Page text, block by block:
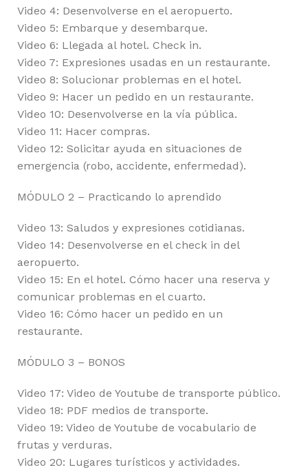
Video 4: Desenvolverse en el aeropuerto.
Video 5: Embarque y desembarque.
Video 6: Llegada al hotel. Check in.
Video 7: Expresiones usadas en un restaurante.
Video 8: Solucionar problemas en el hotel.
Video 9: Hacer un pedido en un restaurante.
Video 10: Desenvolverse en la vía pública.
Video 11: Hacer compras.
Video 12: Solicitar ayuda en situaciones de
emergencia (robo, accidente, enfermedad).
MÓDULO 2 – Practicando lo aprendido
Video 13: Saludos y expresiones cotidianas.
Video 14: Desenvolverse en el check in del
aeropuerto.
Video 15: En el hotel. Cómo hacer una reserva y
comunicar problemas en el cuarto.
Video 16: Cómo hacer un pedido en un
restaurante.
MÓDULO 3 – BONOS
Video 17: Video de Youtube de transporte público.
Video 18: PDF medios de transporte.
Video 19: Video de Youtube de vocabulario de
frutas y verduras.
Video 20: Lugares turísticos y actividades.